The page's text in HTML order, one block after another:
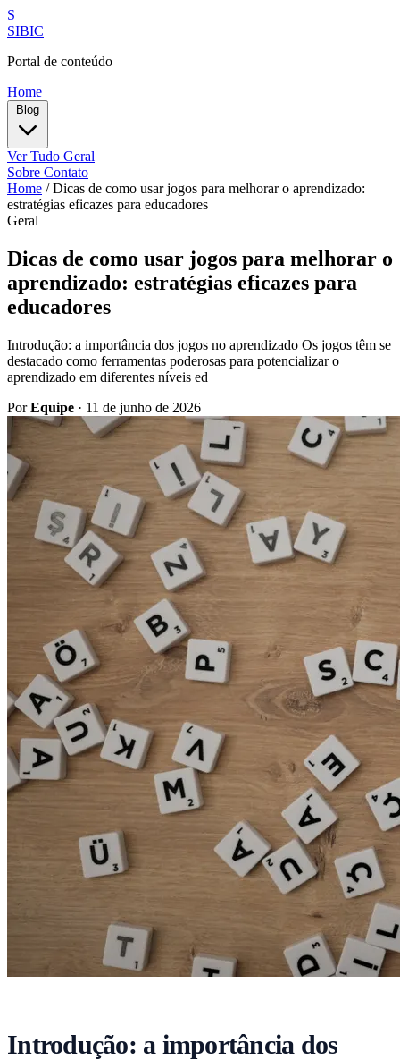
S
SIBIC
Portal de conteúdo
Home
Ver Tudo Geral
Sobre Contato
Home / Dicas de como usar jogos para melhorar o aprendizado:
estratégias eficazes para educadores
Geral
Dicas de como usar jogos para melhorar o
aprendizado: estratégias eficazes para
educadores
Introdução: a importância dos jogos no aprendizado Os jogos têm se
destacado como ferramentas poderosas para potencializar o
aprendizado em diferentes níveis ed
PorEquipe · 11 de junho de 2026
Introdução: a importância dos